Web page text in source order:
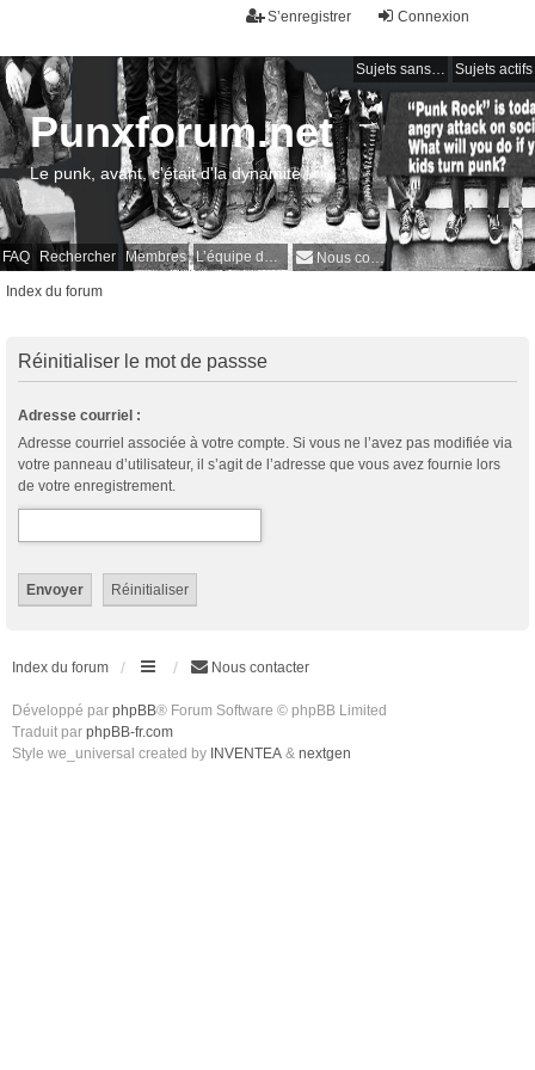
Connexion
S’enregistrer
Sujets sans réponse Sujets actifs
FAQ Rechercher Membres L’équipe du forum Nous contacter
Punxforum.net
Le punk, avant, c'était d'la dynamite !
Index du forum
Réinitialiser le mot de passse
Adresse courriel :
Adresse courriel associée à votre compte. Si vous ne l’avez pas modifiée via
votre panneau d’utilisateur, il s’agit de l’adresse que vous avez fournie lors
de votre enregistrement.
Index du forum Nous contacter
Développé par phpBB® Forum Software © phpBB Limited
Traduit par phpBB-fr.com
Style we_universal created by INVENTEA & nextgen